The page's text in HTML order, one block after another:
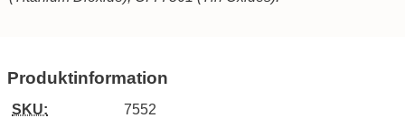
Produktinformation
SKU: 7552